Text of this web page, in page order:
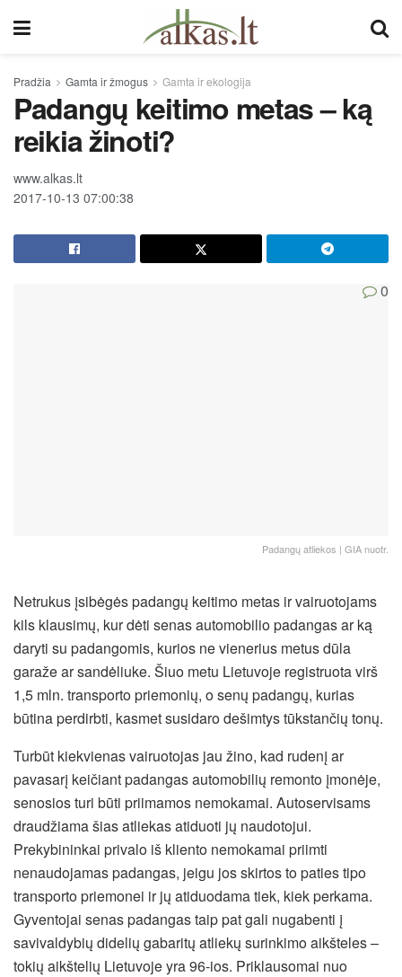
Pradžia Gamta ir žmogus Gamta ir ekologija
Padangų keitimo metas – ką
reikia žinoti?
www.alkas.lt
2017-10-13 07:00:38
0
Padangų atliekos | GIA nuotr.
Netrukus įsibėgės padangų keitimo metas ir vairuotojams
kils klausimų, kur dėti senas automobilio padangas ar ką
daryti su padangomis, kurios ne vienerius metus dūla
garaže ar sandėliuke. Šiuo metu Lietuvoje registruota virš
1,5 mln. transporto priemonių, o senų padangų, kurias
būtina perdirbti, kasmet susidaro dešimtys tūkstančių tonų.
Turbūt kiekvienas vairuotojas jau žino, kad rudenį ar
pavasarį keičiant padangas automobilių remonto įmonėje,
senosios turi būti priimamos nemokamai. Autoservisams
draudžiama šias atliekas atiduoti jų naudotojui.
Prekybininkai privalo iš kliento nemokamai priimti
nenaudojamas padangas, jeigu jos skirtos to paties tipo
transporto priemonei ir jų atiduodama tiek, kiek perkama.
Gyventojai senas padangas taip pat gali nugabenti į
savivaldybių didelių gabaritų atliekų surinkimo aikšteles –
tokių aikštelių Lietuvoje yra 96-ios. Priklausomai nuo